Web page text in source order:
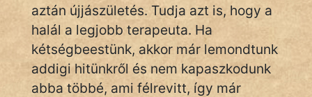
Láron Ádám
mikkamakka
vörös ördög
aztán újjászületés. Tudja azt is, hogy a
halál a legjobb terapeuta. Ha
kétségbeestünk, akkor már lemondtunk
addigi hitünkről és nem kapaszkodunk
abba többé, ami félrevitt, így már